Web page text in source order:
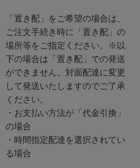
「置き配」をご希望の場合は、
ご注文手続き時に「置き配」の
場所等をご指定ください。※以
下の場合は「置き配」での発送
ができません。対面配達に変更
して発送いたしますのでご了承
ください。
・お支払い方法が「代金引換」
の場合
・時間指定配達を選択されてい
る場合